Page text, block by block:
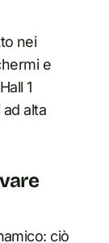
nei
e
1
alta
ciò